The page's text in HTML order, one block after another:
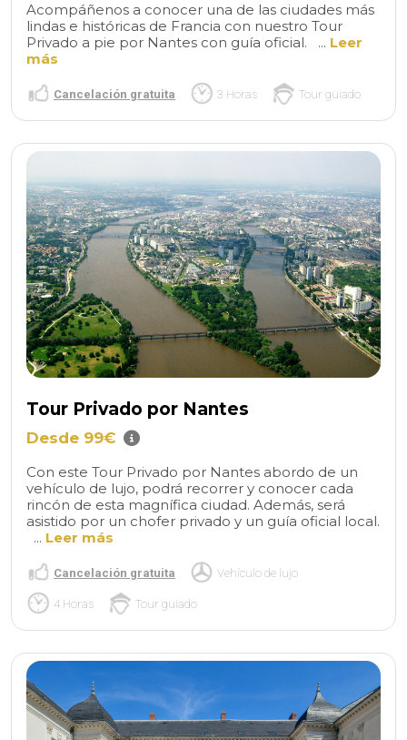
Acompáñenos a conocer una de las ciudades más
lindas e históricas de Francia con nuestro Tour
Privado a pie por Nantes con guía oficial. ... Leer
más
Cancelación gratuita 3 Horas Tour guiado
Tour Privado por Nantes
Desde 99€
Con este Tour Privado por Nantes abordo de un
vehículo de lujo, podrá recorrer y conocer cada
rincón de esta magnífica ciudad. Además, será
asistido por un chofer privado y un guía oficial local.
... Leer más
Cancelación gratuita Vehículo de lujo
4 Horas Tour guiado